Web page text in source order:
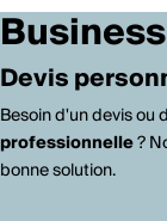
Business
Devis
Besoin d'un devis ou
professionnelle?
bonne solution.